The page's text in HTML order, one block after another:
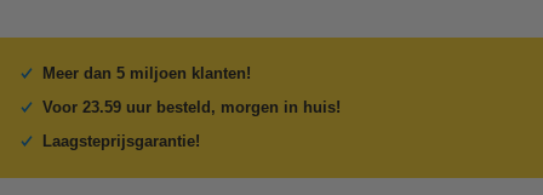
Meer dan 5 miljoen klanten!
Voor 23.59 uur besteld, morgen in huis!
Laagsteprijsgarantie!